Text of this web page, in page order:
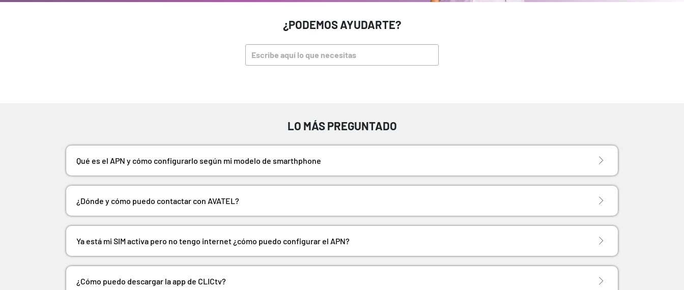
¿PODEMOS AYUDARTE?
Escribe aquí lo que necesitas
LO MÁS PREGUNTADO
Qué es el APN y cómo configurarlo según mi modelo de smarthphone
¿Dónde y cómo puedo contactar con AVATEL?
Ya está mi SIM activa pero no tengo internet ¿cómo puedo configurar el APN?
¿Cómo puedo descargar la app de CLICtv?